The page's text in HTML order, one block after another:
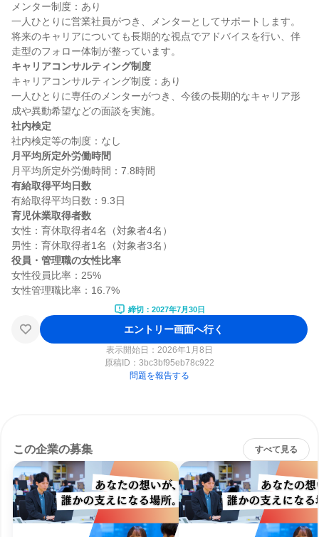
メンター制度：あり
一人ひとりに営業社員がつき、メンターとしてサポートします。
将来のキャリアについても長期的な視点でアドバイスを行い、伴
キャリアコンサルティング制度
キャリアコンサルティング制度：あり
一人ひとりに専任のメンターがつき、今後の長期的なキャリア形
社内検定
月平均所定外労働時間
有給取得平均日数
育児休業取得者数
女性：育休取得者4名（対象者4名）
役員・管理職の女性比率
女性役員比率：25%
締切：2027年7月30日
エントリー画面へ行く
表示開始日：2026年1月8日
原稿ID： 3bc3bf95eb78c922
問題を報告する
この企業の募集 すべて見る